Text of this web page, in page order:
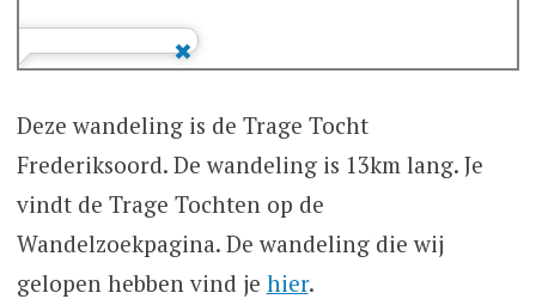
Deze wandeling is de Trage Tocht
Frederiksoord. De wandeling is 13km lang. Je
vindt de Trage Tochten op de
Wandelzoekpagina. De wandeling die wij
gelopen hebben vind je hier.